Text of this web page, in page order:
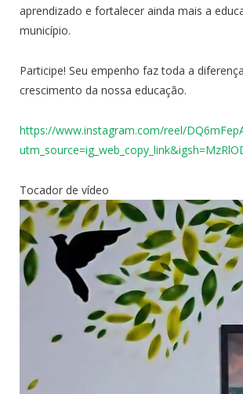
aprendizado e fortalecer ainda mais a
município.
Participe! Seu empenho faz toda a
crescimento da nossa educação.
https://www.instagram.com/reel/
Tocador de vídeo